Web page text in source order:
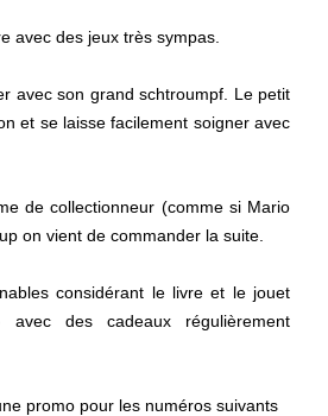
avec des jeux très sympas.
avec son grand schtroumpf. Le petit
et se laisse facilement soigner avec
de collectionneur (comme si Mario
on vient de commander la suite.
considérant le livre et le jouet
des cadeaux régulièrement
promo pour les numéros suivants